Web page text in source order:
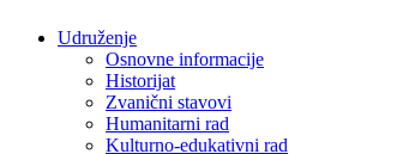
Udruženje
Osnovne informacije
Historijat
Zvanični stavovi
Humanitarni rad
Kulturno-edukativni rad